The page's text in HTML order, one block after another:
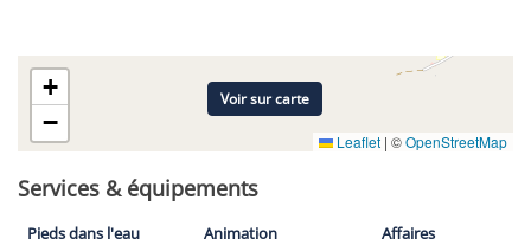
+
−
Leaflet | ©OpenStreetMap
Voir sur carte
Services & équipements
Pieds dans l'eau Animation
Affaires